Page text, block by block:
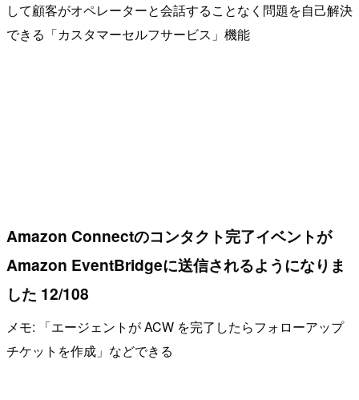
して顧客がオペレーターと会話することなく問題を自己解決
できる「カスタマーセルフサービス」機能
Amazon Connectのコンタクト完了イベントが
Amazon EventBridgeに送信されるようになりま
した 12/108
メモ: 「エージェントが ACW を完了したらフォローアップ
チケットを作成」などできる